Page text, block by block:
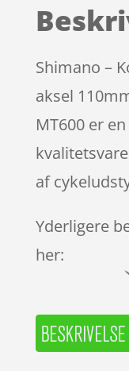
på
mmelser
Shimano –
aksel
MT600 er
af
Yderligere
her: